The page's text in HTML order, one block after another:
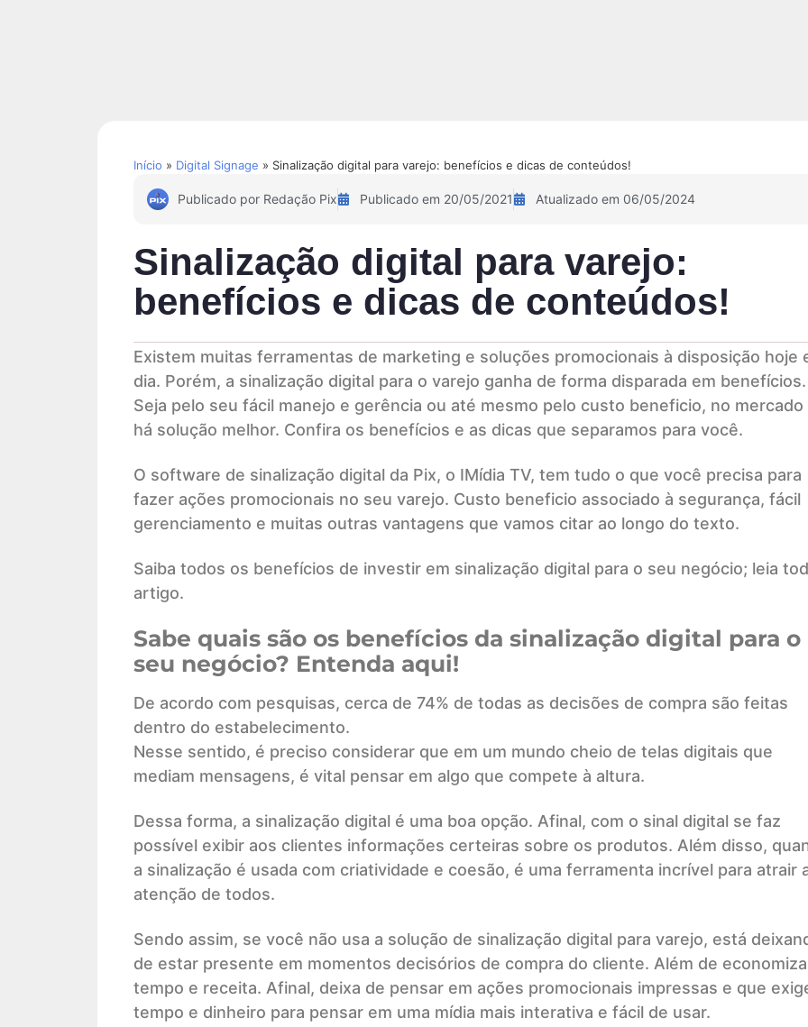
Início » Digital Signage » Sinalização digital para varejo: benefícios e dicas de conteúdos!
Publicado por Redação Pix Publicado em 20/05/2021 Atualizado em 06/05/2024
Sinalização digital para varejo:
benefícios e dicas de conteúdos!
Existem muitas ferramentas de marketing e soluções promocionais à disposição hoje
dia. Porém, a sinalização digital para o varejo ganha de forma disparada em benefícios.
Seja pelo seu fácil manejo e gerência ou até mesmo pelo custo beneficio, no mercado
há solução melhor. Confira os benefícios e as dicas que separamos para você.
O software de sinalização digital da Pix, o IMídia TV, tem tudo o que você precisa para
fazer ações promocionais no seu varejo. Custo beneficio associado à segurança, fácil
gerenciamento e muitas outras vantagens que vamos citar ao longo do texto.
Saiba todos os benefícios de investir em sinalização digital para o seu negócio; leia
artigo.
Sabe quais são os benefícios da sinalização digital para o
seu negócio? Entenda aqui!
De acordo com pesquisas, cerca de 74% de todas as decisões de compra são feitas
dentro do estabelecimento.
Nesse sentido, é preciso considerar que em um mundo cheio de telas digitais que
mediam mensagens, é vital pensar em algo que compete à altura.
Dessa forma, a sinalização digital é uma boa opção. Afinal, com o sinal digital se faz
possível exibir aos clientes informações certeiras sobre os produtos. Além disso,
a sinalização é usada com criatividade e coesão, é uma ferramenta incrível para atrair
atenção de todos.
Sendo assim, se você não usa a solução de sinalização digital para varejo, está
de estar presente em momentos decisórios de compra do cliente. Além de
tempo e receita. Afinal, deixa de pensar em ações promocionais impressas e que
tempo e dinheiro para pensar em uma mídia mais interativa e fácil de usar.